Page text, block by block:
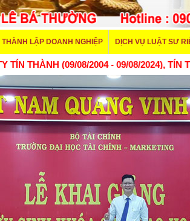
THÀNH LẬP DOANH NGHIỆP DỊCH VỤ LUẬT SƯ
TÍN THÀNH (09/08/2004 - 09/08/2024),